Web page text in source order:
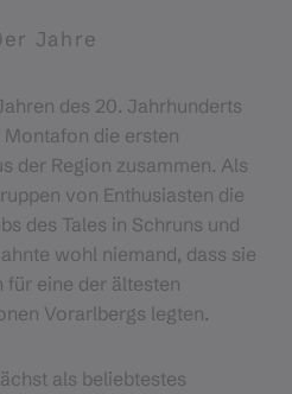
Jahre
des 20. Jahrhunderts
die ersten
der Region zusammen. Als
von Enthusiasten die
des Tales in Schruns und
wohl niemand, dass sie
für eine der ältesten
Vorarlbergs legten.
als beliebtestes